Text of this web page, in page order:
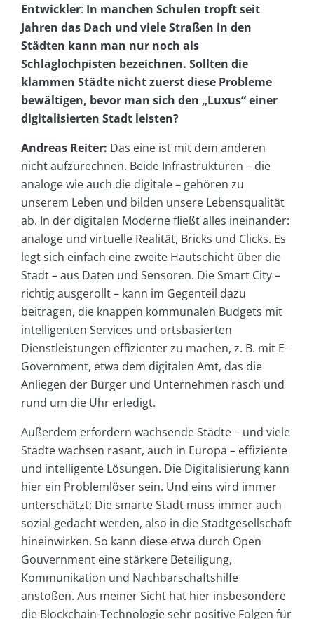
Entwickler: In manchen Schulen tropft seit
Jahren das Dach und viele Straßen in den
Städten kann man nur noch als
Schlaglochpisten bezeichnen. Sollten die
klammen Städte nicht zuerst diese Probleme
bewältigen, bevor man sich den „Luxus“ einer
digitalisierten Stadt leisten?
Andreas Reiter: Das eine ist mit dem anderen
nicht aufzurechnen. Beide Infrastrukturen – die
analoge wie auch die digitale – gehören zu
unserem Leben und bilden unsere Lebensqualität
ab. In der digitalen Moderne fließt alles ineinander:
analoge und virtuelle Realität, Bricks und Clicks. Es
legt sich einfach eine zweite Hautschicht über die
Stadt – aus Daten und Sensoren. Die Smart City –
richtig ausgerollt – kann im Gegenteil dazu
beitragen, die knappen kommunalen Budgets mit
intelligenten Services und ortsbasierten
Dienstleistungen effizienter zu machen, z. B. mit E-
Government, etwa dem digitalen Amt, das die
Anliegen der Bürger und Unternehmen rasch und
rund um die Uhr erledigt.
Außerdem erfordern wachsende Städte – und viele
Städte wachsen rasant, auch in Europa – effiziente
und intelligente Lösungen. Die Digitalisierung kann
hier ein Problemlöser sein. Und eins wird immer
unterschätzt: Die smarte Stadt muss immer auch
sozial gedacht werden, also in die Stadtgesellschaft
hineinwirken. So kann diese etwa durch Open
Gouvernment eine stärkere Beteiligung,
Kommunikation und Nachbarschaftshilfe
anstoßen. Aus meiner Sicht hat hier insbesondere
die Blockchain-Technologie sehr positive Folgen für